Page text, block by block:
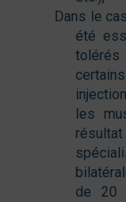
Dans le
été
les
de 20